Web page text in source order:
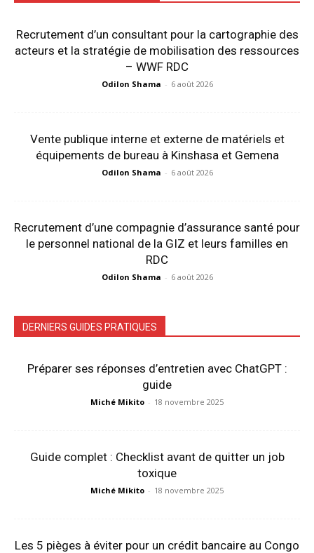
Recrutement d’un consultant pour la cartographie des
acteurs et la stratégie de mobilisation des ressources
– WWF RDC
Odilon Shama - 6 août 2026
Vente publique interne et externe de matériels et
équipements de bureau à Kinshasa et Gemena
Odilon Shama - 6 août 2026
Recrutement d’une compagnie d’assurance santé pour
le personnel national de la GIZ et leurs familles en
RDC
Odilon Shama - 6 août 2026
DERNIERS GUIDES PRATIQUES
Préparer ses réponses d’entretien avec ChatGPT :
guide
Miché Mikito - 18 novembre 2025
Guide complet : Checklist avant de quitter un job
toxique
Miché Mikito - 18 novembre 2025
Les 5 pièges à éviter pour un crédit bancaire au Congo